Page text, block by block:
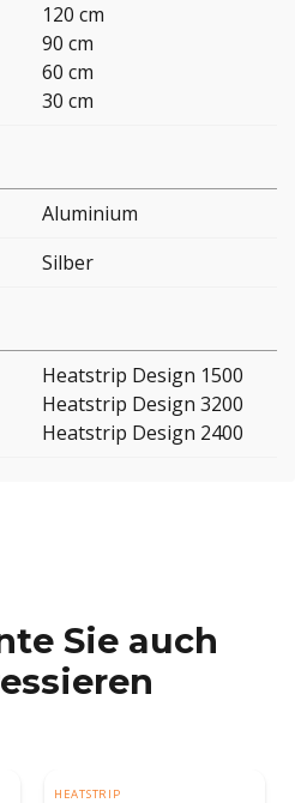
120 cm
90 cm
60 cm
30 cm
Aluminium
Silber
Heatstrip Design 1500
Heatstrip Design 3200
Heatstrip Design 2400
Sie auch
HEATSTRIP